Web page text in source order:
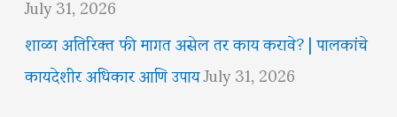
शाळा अतिरिक्त फी मागत असेल तर काय करावे? | पालकांचे
कायदेशीर अधिकार आणि उपायJuly 31, 2026